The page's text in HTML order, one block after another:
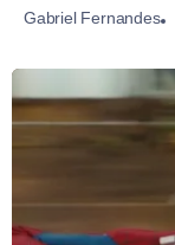
Gabriel Fernandes